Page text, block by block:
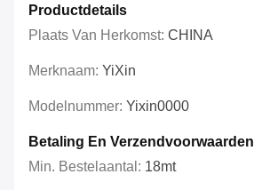
Productdetails
Plaats Van Herkomst: CHINA
Merknaam: YiXin
Modelnummer: Yixin0000
Betaling En Verzendvoorwaarden
Min. Bestelaantal: 18mt